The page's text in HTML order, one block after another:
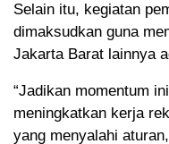
Selain itu, kegiatan
dimaksudkan guna
Jakarta Barat lainnya
“Jadikan momentum
meningkatkan kerja
yang menyalahi